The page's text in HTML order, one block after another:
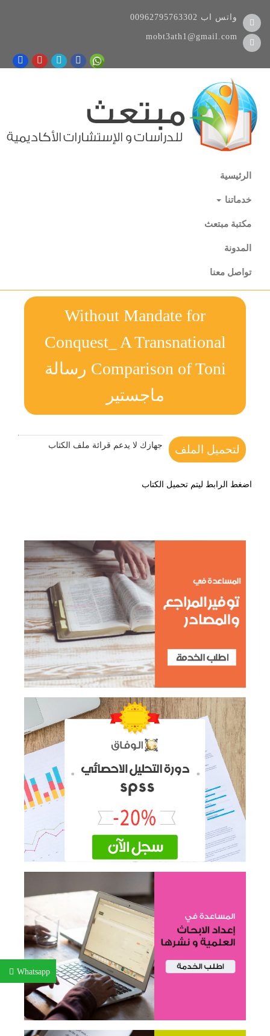
Whatsapp
00962795763302 واتس اب
mobt3ath1@gmail.com
الرئيسية
خدماتنا
مكتبة مبتعث
المدونة
تواصل معنا
Without Mandate for
Conquest_ A Transnational
Comparison of Toni رسالة
ماجستير
لتحميل الملف جهازك لا يدعم قرائة ملف الكتاب
اضغط الرابط ليتم تحميل الكتاب